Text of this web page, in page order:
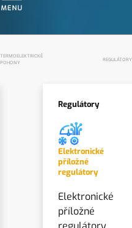
TERMOELEKTRICKÉ
POHONY
REGULÁTORY
Regulátory
Elektronické
příložné
regulátory
Elektronické
příložné